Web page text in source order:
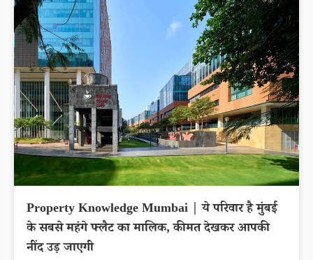
Property Knowledge Mumbai | ये परिवार है मुंबई
के सबसे महंगे फ्लैट का मालिक, कीमत देखकर आपकी
नींद उड़ जाएगी